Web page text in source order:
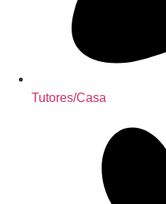
Tutores/Casa